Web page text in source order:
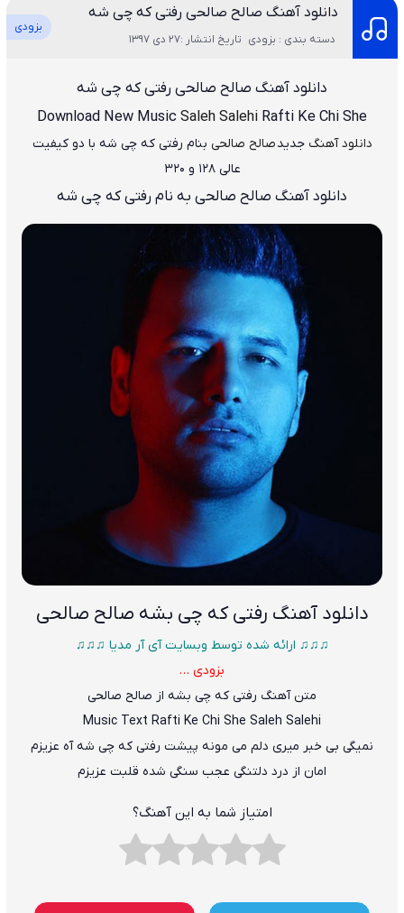
دانلود آهنگ صالح صالحی رفتی که چی شه
بزودی
دسته بندی : بزودی تاریخ انتشار :27 دی 1397
دانلود آهنگ صالح صالحی رفتی که چی شه
Download New Music Saleh Salehi Rafti Ke Chi She
دانلود آهنگ جدیدصالح صالحی بنام رفتی که چی شه با دو کیفیت
عالی ۱۲۸ و ۳۲۰
دانلود آهنگ صالح صالحی به نام رفتی که چی شه
دانلود آهنگ رفتی که چی بشه صالح صالحی
♫♫♫ ارائه شده توسط وبسایت آی آر مدیا ♫♫♫
بزودی …
متن آهنگ رفتی که چی بشه از صالح صالحی
Music Text Rafti Ke Chi She Saleh Salehi
نمیگی بی خبر میری دلم می مونه پیشت رفتی که چی شه آه عزیزم
امان از درد دلتنگی عجب سنگی شده قلبت عزیزم
امتیاز شما به این آهنگ؟